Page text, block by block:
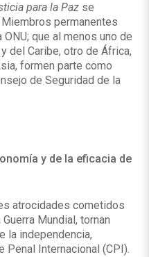
para la Paz se
permanentes
que al menos uno de
del Caribe, otro de África,
formen parte como
de Seguridad de la
y de la eficacia de
atrocidades cometidos
Mundial, tornan
la independencia,
Penal Internacional (CPI).